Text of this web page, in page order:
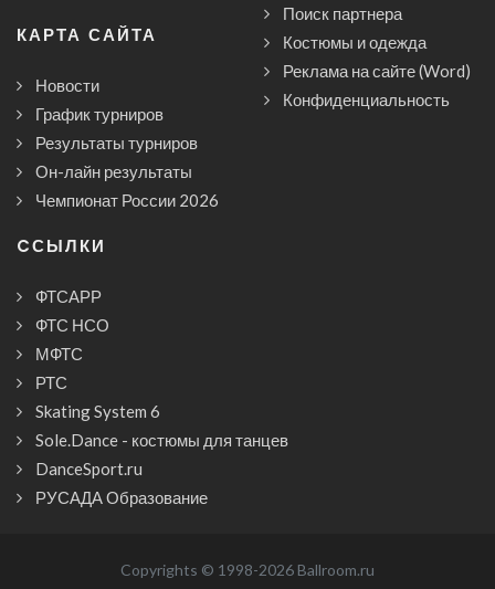
КАРТА САЙТА
Новости
График турниров
Результаты турниров
Он-лайн результаты
Чемпионат России 2026
Поиск партнера
Костюмы и одежда
Реклама на сайте (Word)
Конфиденциальность
CСЫЛКИ
ФТСАРР
ФТС НСО
МФТС
РТС
Skating System 6
Sole.Dance - костюмы для танцев
DanceSport.ru
РУСАДА Образование
Copyrights © 1998-2026 Ballroom.ru